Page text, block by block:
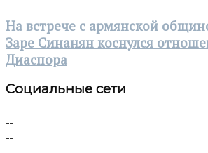
На встрече с армянской
Заре Синанян коснулся
Диаспора
Социальные сети